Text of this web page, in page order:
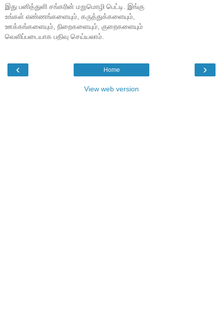
இது பனித்துளி சங்கரின் மறுமொழி பெட்டி. இங்கு
உங்கள் எண்ணங்களையும், கருத்துக்களையும்,
ஊக்கங்களையும், நிறைகளையும், குறைகளையும்
வெளிப்படையாக பதிவு செய்யலாம்.
‹ ›
Home
View web version